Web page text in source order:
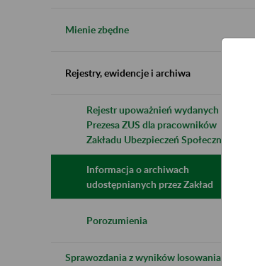
Mienie zbędne
Rejestry, ewidencje i archiwa
Rejestr upoważnień wydanych przez
Prezesa ZUS dla pracowników
Zakładu Ubezpieczeń Społecznych
Informacja o archiwach
udostępnianych przez Zakład
Porozumienia
Sprawozdania z wyników losowania do